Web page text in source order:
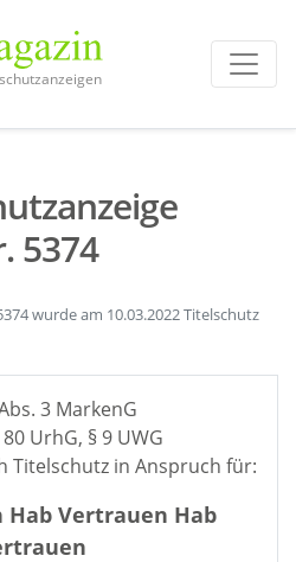
5374
wurde am 10.03.2022 Titelschutz
3 MarkenG
UrhG, § 9 UWG
Titelschutz in Anspruch für:
Hab Vertrauen Hab